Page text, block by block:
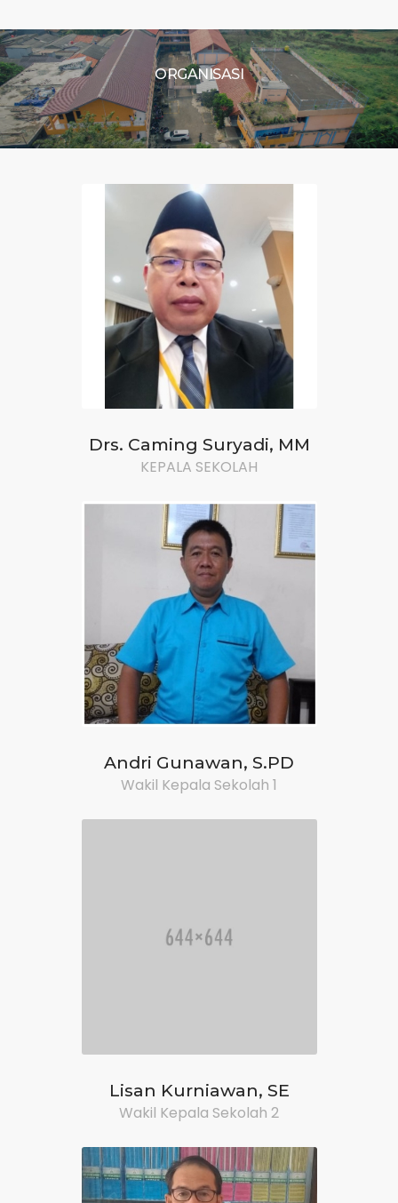
ORGANISASI
Drs. Caming Suryadi, MM
KEPALA SEKOLAH
Andri Gunawan, S.PD
Wakil Kepala Sekolah 1
Lisan Kurniawan, SE
Wakil Kepala Sekolah 2